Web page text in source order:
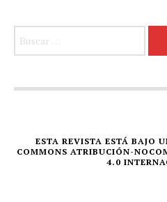
ESTA REVISTA ESTÁ BAJO
COMMONS ATRIBUCIÓN-
4.0